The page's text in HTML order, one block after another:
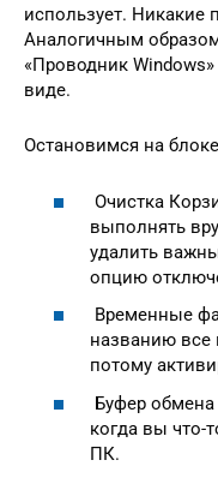
использует. Никакие
Аналогичным
«Проводник
виде.
Остановимся на
Очистка
выполнять
удалить
опцию
Временные
названию все
потому
Буфер
когда вы что-
ПК.